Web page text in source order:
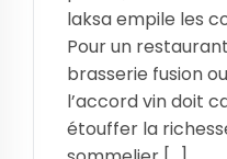
laksa empile les
Pour un
brasserie fusion
l’accord vin doit
étouffer la